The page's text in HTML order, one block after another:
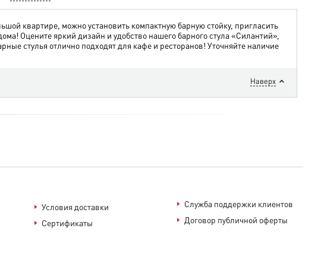
квартире, можно установить компактную барную стойку, пригласить
Оцените яркий дизайн и удобство нашего барного стула «Силантий»,
стулья отлично подходят для кафе и ресторанов! Уточняйте наличие
Наверх
Условия доставки
Сертификаты
Служба поддержки клиентов
Договор публичной оферты